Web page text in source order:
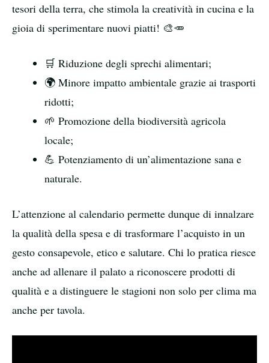
tesori della terra, che stimola la creatività in cucina e la
gioia di sperimentare nuovi piatti! 🎨🥕
🛒 Riduzione degli sprechi alimentari;
🌍 Minore impatto ambientale grazie ai trasporti
ridotti;
🌱 Promozione della biodiversità agricola
locale;
💪 Potenziamento di un’alimentazione sana e
naturale.
L’attenzione al calendario permette dunque di innalzare
la qualità della spesa e di trasformare l’acquisto in un
gesto consapevole, etico e salutare. Chi lo pratica riesce
anche ad allenare il palato a riconoscere prodotti di
qualità e a distinguere le stagioni non solo per clima ma
anche per tavola.